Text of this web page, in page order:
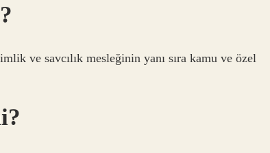
ve savcılık mesleğinin yanı sıra kamu ve özel